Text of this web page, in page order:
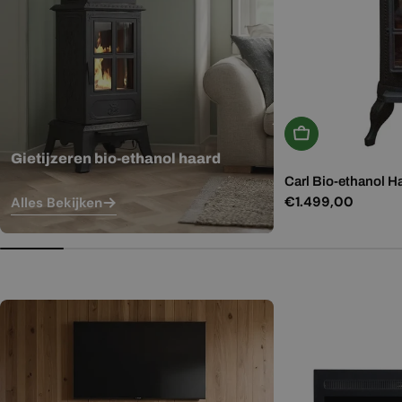
Gietijzeren bio-ethanol haard
Alles Bekijken
In Winkelwagen
Carl Bio-ethanol
Normale
€1.499,00